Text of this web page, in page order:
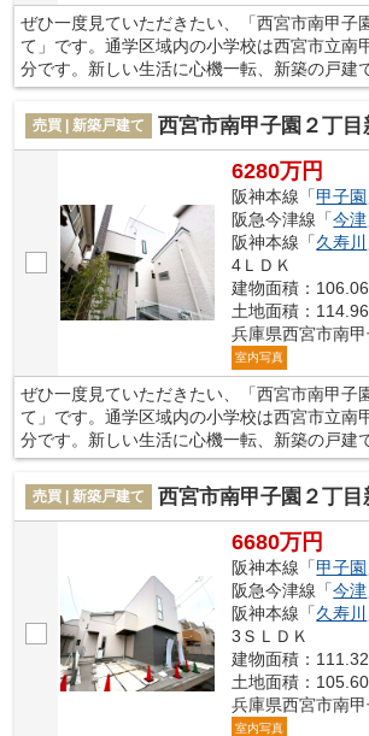
ぜひ一度見ていただきたい、「西宮市南甲子
て」です。通学区域内の小学校は西宮市立南
分です。新しい生活に心機一転、新築の戸建
ょうか。西宮市の阪神本線甲子園周辺で住ま
れば、当社までご連絡ください。当社でなら
建てが見つかることでしょう。
売買 | 新築戸建て 西宮市南甲子園２丁目新
6280万円
阪神本線「甲子園
阪急今津線「今津
阪神本線「久寿川
4ＬＤＫ
建物面積：
土地面積：
兵庫県西宮市南
室内写真
ぜひ一度見ていただきたい、「西宮市南甲子
て」です。通学区域内の小学校は西宮市立南
分です。新しい生活に心機一転、新築の戸建
ょうか。西宮市の阪神本線甲子園周辺で住ま
れば、当社までご連絡ください。当社でなら
建てが見つかることでしょう。
売買 | 新築戸建て 西宮市南甲子園２丁目新
6680万円
阪神本線「甲子園
阪急今津線「今津
阪神本線「久寿川
3ＳＬＤＫ
建物面積：
土地面積：
兵庫県西宮市南
室内写真